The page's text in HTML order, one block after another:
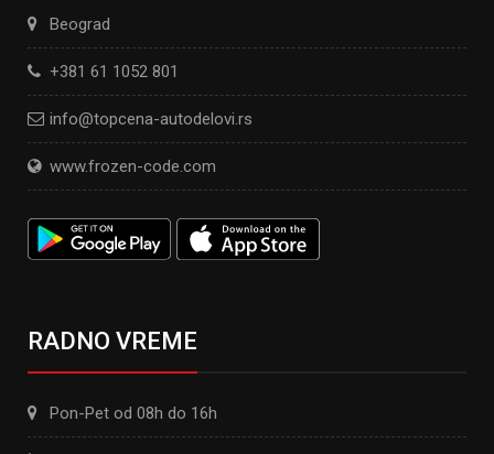
Beograd
+381 61 1052 801
info@topcena-autodelovi.rs
www.frozen-code.com
RADNO VREME
Pon-Pet od 08h do 16h